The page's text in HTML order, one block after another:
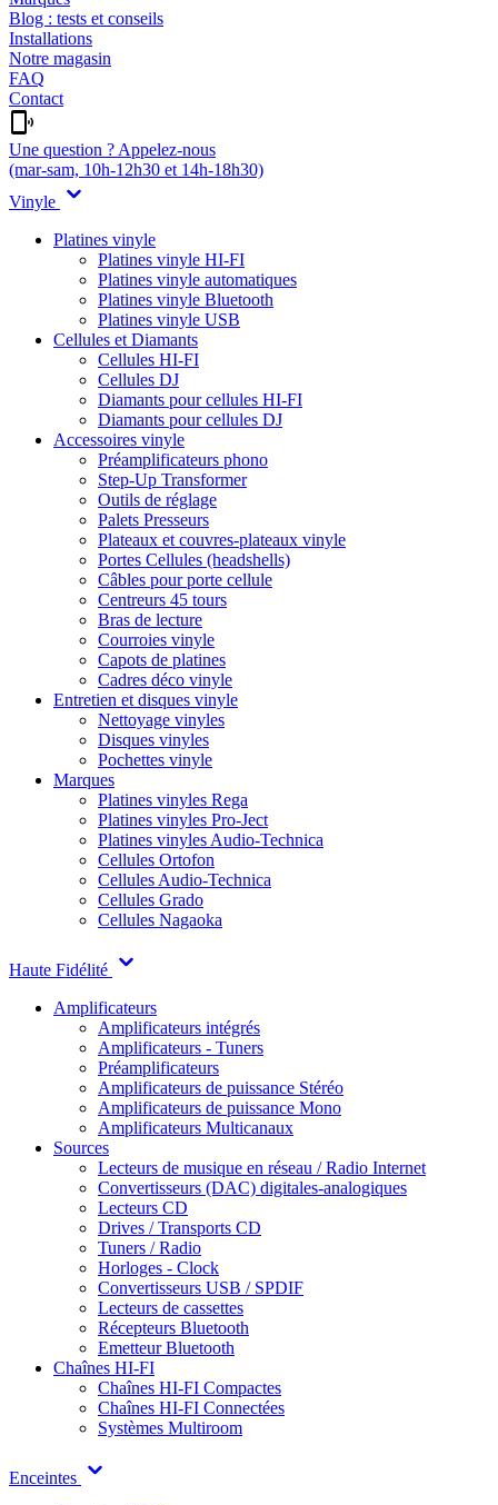
Blog : tests et conseils
Installations
Notre magasin
FAQ
Contact
Une question ? Appelez-nous
(mar-sam, 10h-12h30 et 14h-18h30)
Vinyle
Platines vinyle
Platines vinyle HI-FI
Platines vinyle automatiques
Platines vinyle Bluetooth
Platines vinyle USB
Cellules et Diamants
Cellules HI-FI
Cellules DJ
Diamants pour cellules HI-FI
Diamants pour cellules DJ
Accessoires vinyle
Préamplificateurs phono
Step-Up Transformer
Outils de réglage
Palets Presseurs
Plateaux et couvres-plateaux vinyle
Portes Cellules (headshells)
Câbles pour porte cellule
Centreurs 45 tours
Bras de lecture
Courroies vinyle
Capots de platines
Cadres déco vinyle
Entretien et disques vinyle
Nettoyage vinyles
Disques vinyles
Pochettes vinyle
Marques
Platines vinyles Rega
Platines vinyles Pro-Ject
Platines vinyles Audio-Technica
Cellules Ortofon
Cellules Audio-Technica
Cellules Grado
Cellules Nagaoka
Haute Fidélité
Amplificateurs
Amplificateurs intégrés
Amplificateurs - Tuners
Préamplificateurs
Amplificateurs de puissance Stéréo
Amplificateurs de puissance Mono
Amplificateurs Multicanaux
Sources
Lecteurs de musique en réseau / Radio Internet
Convertisseurs (DAC) digitales-analogiques
Lecteurs CD
Drives / Transports CD
Tuners / Radio
Horloges - Clock
Convertisseurs USB / SPDIF
Lecteurs de cassettes
Récepteurs Bluetooth
Emetteur Bluetooth
Chaînes HI-FI
Chaînes HI-FI Compactes
Chaînes HI-FI Connectées
Systèmes Multiroom
Enceintes